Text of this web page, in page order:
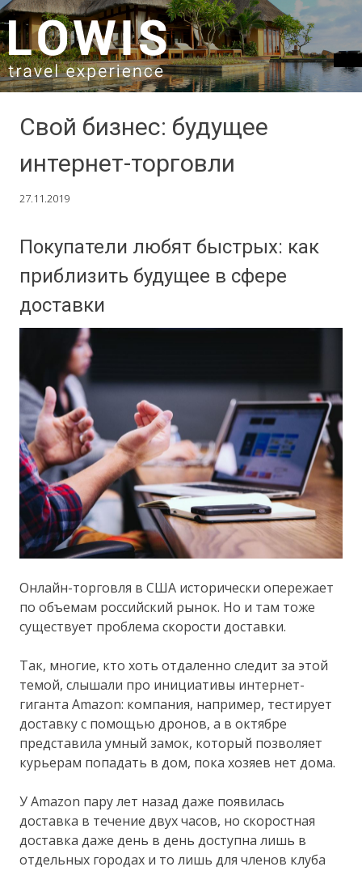
SKIP TO CONTENT
Свой бизнес: будущее
интернет-торговли
27.11.2019
Покупатели любят быстрых: как
приблизить будущее в сфере
доставки
Онлайн-торговля в США исторически опережает
по объемам российский рынок. Но и там тоже
существует проблема скорости доставки.
Так, многие, кто хоть отдаленно следит за этой
темой, слышали про инициативы интернет-
гиганта Amazon: компания, например, тестирует
доставку с помощью дронов, а в октябре
представила умный замок, который позволяет
курьерам попадать в дом, пока хозяев нет дома.
У Amazon пару лет назад даже появилась
доставка в течение двух часов, но скоростная
доставка даже день в день доступна лишь в
отдельных городах и то лишь для членов клуба